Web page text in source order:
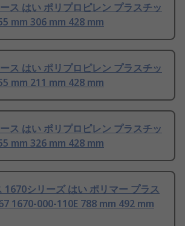
ス はい ポリプロピレン プラスチッ
mm 306 mm 428 mm
ス はい ポリプロピレン プラスチッ
mm 211 mm 428 mm
ス はい ポリプロピレン プラスチッ
mm 326 mm 428 mm
1670シリーズ はい ポリマー プラス
1670-000-110E 788 mm 492 mm